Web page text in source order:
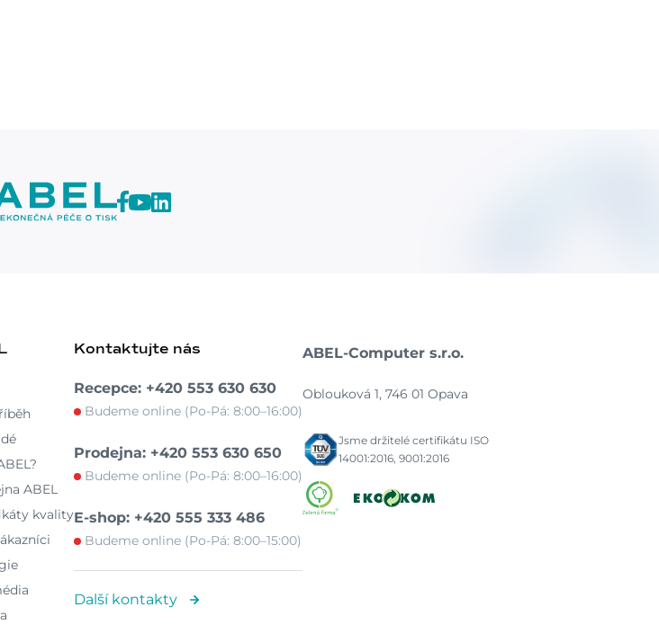
ABEL
kvality
Kontaktujte nás
Recepce: +420 553 630 630
Budeme online (Po-Pá: 8:00–16:00)
Prodejna: +420 553 630 650
Budeme online (Po-Pá: 8:00–16:00)
E-shop: +420 555 333 486
Budeme online (Po-Pá: 8:00–15:00)
Další kontakty
ABEL-Computer s.r.o.
Oblouková 1, 746 01 Opava
Jsme držitelé certifikátu ISO
14001:2016, 9001:2016